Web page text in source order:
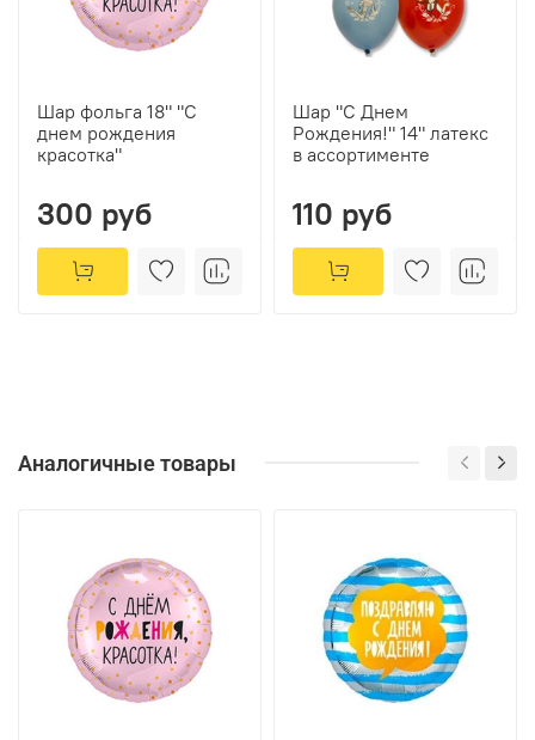
Шар фольга 18" "С
днем рождения
красотка"
300 руб
Шар "С Днем
Рождения!" 14" латекс
в ассортименте
110 руб
Аналогичные товары